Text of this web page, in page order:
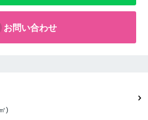
お問い合わせ
)